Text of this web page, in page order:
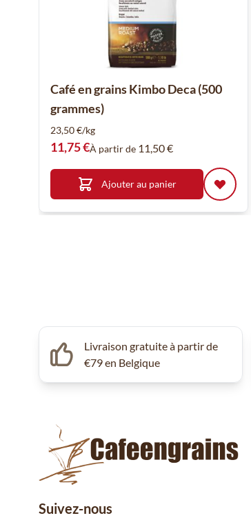
Café en grains Kimbo Deca (500
grammes)
23,50 €/kg
11,75 €À partir de 11,50 €
Ajouter au panier
Livraison gratuite à partir de
€79 en Belgique
Suivez-nous